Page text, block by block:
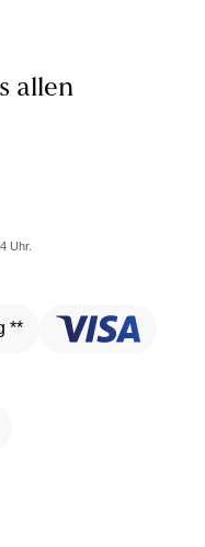
allen
Uhr.
**